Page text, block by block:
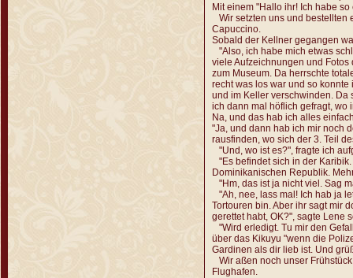
Mit einem "Hallo ihr! Ich habe
Wir setzten uns und bestellten
Capuccino.
Sobald der Kellner gegangen
"Also, ich habe mich etwas
viele Aufzeichnungen und
zum Museum. Da herrschte
recht was los war und so
und im Keller verschwinden. Da
ich dann mal höflich gefragt, wo
Na, und das hab ich alles
"Ja, und dann hab ich mir noch
rausfinden, wo sich der 3. Teil
"Und, wo ist es?", fragte ich
"Es befindet sich in der
Dominikanischen Republik.
"Hm, das ist ja nicht viel. Sag
"Ah, nee, lass mal! Ich hab ja
Tortouren bin. Aber ihr sagt mir
gerettet habt, OK?", sagte Lene
"Wird erledigt. Tu mir den
über das Kikuyu "wenn die
Gardinen als dir lieb ist. Und
Wir aßen noch unser
Flughafen.